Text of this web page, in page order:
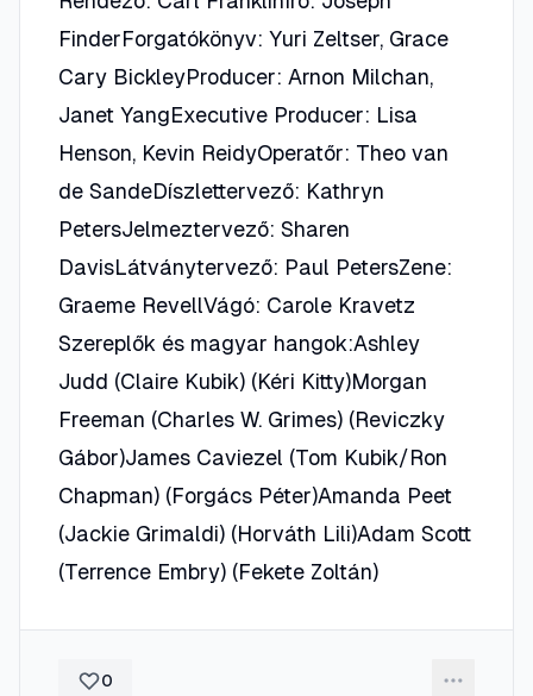
FinderForgatókönyv: Yuri Zeltser, Grace
Cary BickleyProducer: Arnon Milchan,
Janet YangExecutive Producer: Lisa
Henson, Kevin ReidyOperatőr: Theo van
de SandeDíszlettervező: Kathryn
PetersJelmeztervező: Sharen
DavisLátványtervező: Paul PetersZene:
Graeme RevellVágó: Carole Kravetz
Szereplők és magyar hangok:Ashley
Judd (Claire Kubik) (Kéri Kitty)Morgan
Freeman (Charles W. Grimes) (Reviczky
Gábor)James Caviezel (Tom Kubik/Ron
Chapman) (Forgács Péter)Amanda Peet
(Jackie Grimaldi) (Horváth Lili)Adam Scott
(Terrence Embry) (Fekete Zoltán)
0